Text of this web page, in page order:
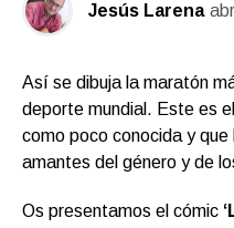
Jesús Larena
Así se dibuja la maratón
deporte mundial. Este es
como poco conocida y que
amantes del género y de
Os presentamos el cómic